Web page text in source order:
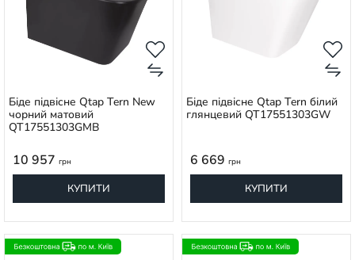
Біде підвісне Qtap Tern New
чорний матовий
QT17551303GMB
10 957 грн
КУПИТИ
Біде підвісне Qtap Tern білий
глянцевий QT17551303GW
6 669 грн
КУПИТИ